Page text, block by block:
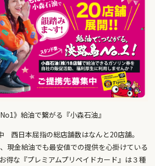
》給油で繋がる『小森石油』
西日本屈指の総店舗数はなんと20店舗。
現金給油でも最安値での提供を心掛けている
得な『プレミアムプリペイドカード』は３種